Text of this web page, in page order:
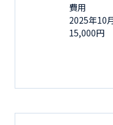
費用
2025年10
15,000円